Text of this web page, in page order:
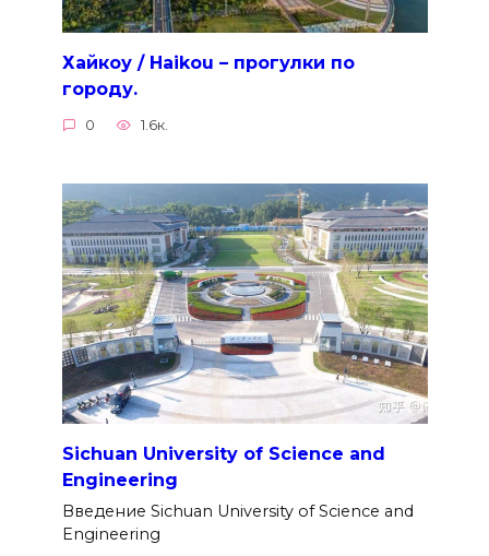
Хайкоу / Haikou – прогулки по
городу.
0 1.6к.
Sichuan University of Science and
Engineering
Введение Sichuan University of Science and
Engineering